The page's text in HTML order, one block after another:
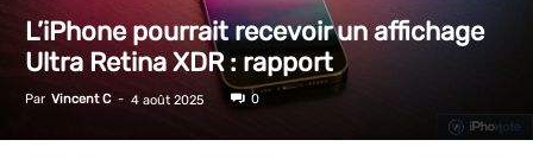
L’iPhone pourrait recevoir un affichage
Ultra Retina XDR : rapport
Par Vincent C - 4 août 2025 0